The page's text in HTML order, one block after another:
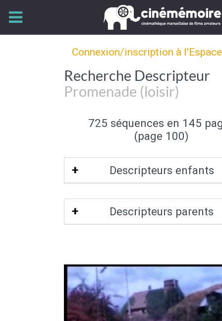
Connexion/inscription à
Recherche Descripteur
Promenade (loisir)
725 séquences en 145
(page 100)
Descripteurs enfants
Promenade équestre
Descripteurs parents